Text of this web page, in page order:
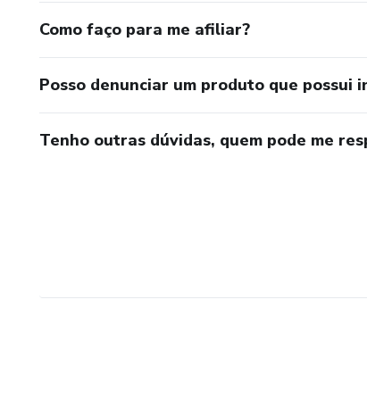
Como faço para me afiliar?
Posso denunciar um produto que possui
Tenho outras dúvidas, quem pode me